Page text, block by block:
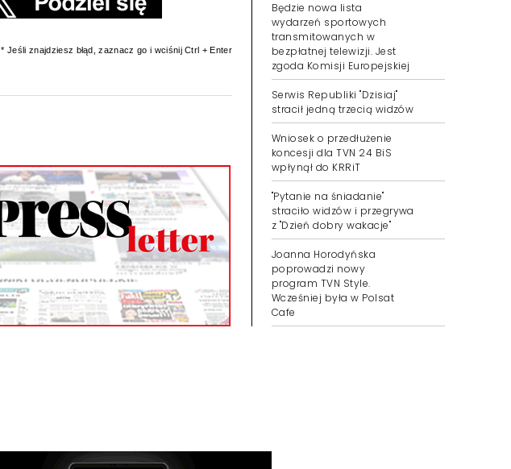
* Jeśli znajdziesz błąd, zaznacz go i wciśnij Ctrl + Enter
Będzie nowa lista
wydarzeń sportowych
transmitowanych w
bezpłatnej telewizji. Jest
zgoda Komisji Europejskiej
Serwis Republiki "Dzisiaj"
stracił jedną trzecią widzów
Wniosek o przedłużenie
koncesji dla TVN 24 BiS
wpłynął do KRRiT
"Pytanie na śniadanie"
straciło widzów i przegrywa
z "Dzień dobry wakacje"
Joanna Horodyńska
poprowadzi nowy
program TVN Style.
Wcześniej była w Polsat
Cafe